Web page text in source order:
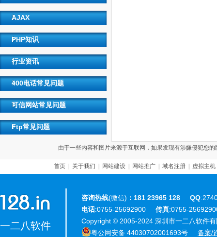
AJAX
PHP知识
行业资讯
400电话常见问题
可信网站常见问题
Ftp常见问题
由于一些内容和图片来源于互联网，如果发现有涉嫌侵犯您的
首页 关于我们 网站建设 网站推广 |域名注册 虚拟主机
一二八软件
咨询热线(微信) ：181 23965 128 QQ
电话:0755-25692900 传真:0755-
Copyright © 2005-2024 深圳市一二八软件
粤公网安备 44030702001693号
备案/